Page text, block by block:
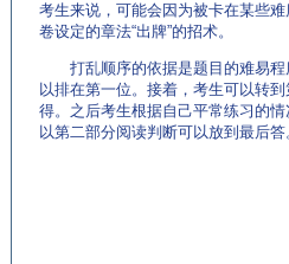
考生来说，可能会因为被卡在某些
卷设定的章法“出牌”的招术。
打乱顺序的依据是题目的难易程
以排在第一位。接着，考生可以转
得。之后考生根据自己平常练习的情
以第二部分阅读判断可以放到最后答